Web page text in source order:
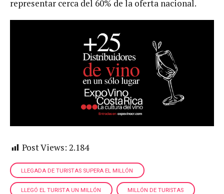
representar cerca del 60% de la oferta nacional.
Post Views: 2.184
LLEGADA DE TURISTAS SUPERA EL MILLÓN
LLEGÓ EL TURISTA UN MILLÓN MILLÓN DE TURISTAS